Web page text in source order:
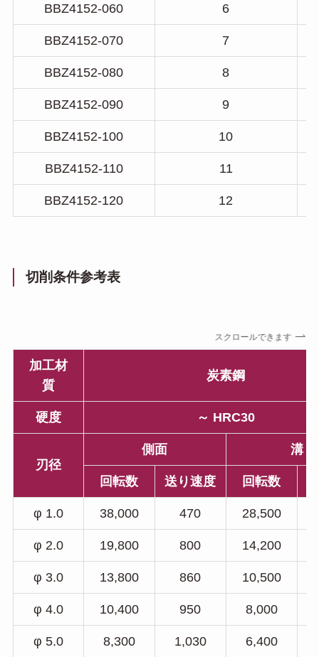
BBZ4152-060 6
BBZ4152-070 7
BBZ4152-080 8
BBZ4152-090 9
BBZ4152-100 10
BBZ4152-110 11
BBZ4152-120 12
切削条件参考表
スクロールできます
加工材
質
炭素鋼
硬度 ～ HRC30
刃径
側面 溝
回転数 送り速度 回転数
φ 1.0 38,000 470 28,500
φ 2.0 19,800 800 14,200
φ 3.0 13,800 860 10,500
φ 4.0 10,400 950 8,000
φ 5.0 8,300 1,030 6,400